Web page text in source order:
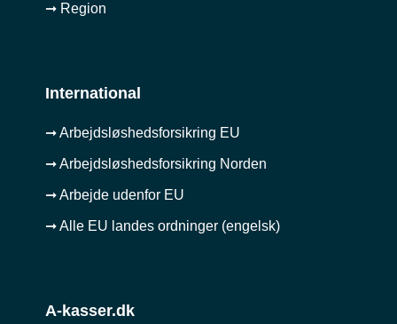
➞ Region
International
➞ Arbejdsløshedsforsikring EU
➞ Arbejdsløshedsforsikring Norden
➞ Arbejde udenfor EU
➞ Alle EU landes ordninger (engelsk)
A-kasser.dk